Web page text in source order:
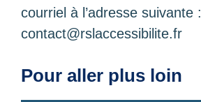
courriel à l’adresse suivante :
contact@rslaccessibilite.fr
Pour aller plus loin